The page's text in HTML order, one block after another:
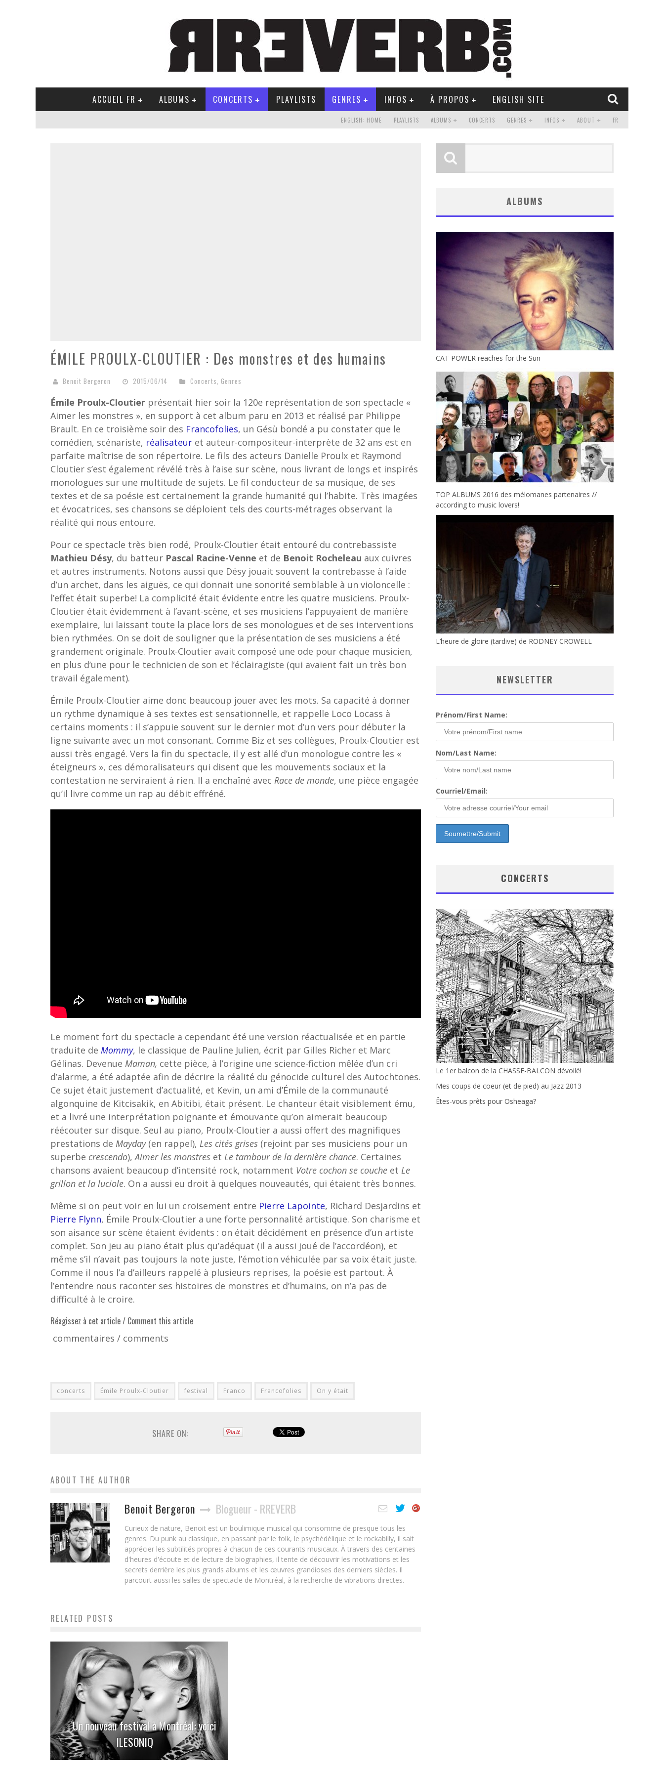
ACCUEIL FR ALBUMS CONCERTS PLAYLISTS GENRES INFOS À PROPOS ENGLISH SITE
ENGLISH: HOME PLAYLISTS ALBUMS CONCERTS GENRES INFOS ABOUT FR
ÉMILE PROULX-CLOUTIER : Des monstres et des humains
Benoit Bergeron 2015/06/14 Concerts, Genres
Émile Proulx-Cloutier présentait hier soir la 120e représentation de son spectacle «
Aimer les monstres », en support à cet album paru en 2013 et réalisé par Philippe
Brault. En ce troisième soir des Francofolies, un Gésù bondé a pu constater que le
comédien, scénariste, réalisateur et auteur-compositeur-interprète de 32 ans est en
parfaite maîtrise de son répertoire. Le fils des acteurs Danielle Proulx et Raymond
Cloutier s’est également révélé très à l’aise sur scène, nous livrant de longs et inspirés
monologues sur une multitude de sujets. Le fil conducteur de sa musique, de ses
textes et de sa poésie est certainement la grande humanité qui l’habite. Très imagées
et évocatrices, ses chansons se déploient tels des courts-métrages observant la
réalité qui nous entoure.
Pour ce spectacle très bien rodé, Proulx-Cloutier était entouré du contrebassiste
Mathieu Désy, du batteur Pascal Racine-Venne et de Benoit Rocheleau aux cuivres
et autres instruments. Notons aussi que Désy jouait souvent la contrebasse à l’aide
d’un archet, dans les aiguës, ce qui donnait une sonorité semblable à un violoncelle :
l’effet était superbe! La complicité était évidente entre les quatre musiciens. Proulx-
Cloutier était évidemment à l’avant-scène, et ses musiciens l’appuyaient de manière
exemplaire, lui laissant toute la place lors de ses monologues et de ses interventions
bien rythmées. On se doit de souligner que la présentation de ses musiciens a été
grandement originale. Proulx-Cloutier avait composé une ode pour chaque musicien,
en plus d’une pour le technicien de son et l’éclairagiste (qui avaient fait un très bon
travail également).
Émile Proulx-Cloutier aime donc beaucoup jouer avec les mots. Sa capacité à donner
un rythme dynamique à ses textes est sensationnelle, et rappelle Loco Locass à
certains moments : il s’appuie souvent sur le dernier mot d’un vers pour débuter la
ligne suivante avec un mot consonant. Comme Biz et ses collègues, Proulx-Cloutier est
aussi très engagé. Vers la fin du spectacle, il y est allé d’un monologue contre les «
éteigneurs », ces démoralisateurs qui disent que les mouvements sociaux et la
contestation ne serviraient à rien. Il a enchaîné avec Race de monde, une pièce engagée
qu’il livre comme un rap au débit effréné.
Le moment fort du spectacle a cependant été une version réactualisée et en partie
traduite de Mommy, le classique de Pauline Julien, écrit par Gilles Richer et Marc
Gélinas. Devenue Maman, cette pièce, à l’origine une science-fiction mêlée d’un cri
d’alarme, a été adaptée afin de décrire la réalité du génocide culturel des Autochtones.
Ce sujet était justement d’actualité, et Kevin, un ami d’Émile de la communauté
algonquine de Kitcisakik, en Abitibi, était présent. Le chanteur était visiblement ému,
et a livré une interprétation poignante et émouvante qu’on aimerait beaucoup
réécouter sur disque. Seul au piano, Proulx-Cloutier a aussi offert des magnifiques
prestations de Mayday(en rappel), Les cités grises (rejoint par ses musiciens pour un
superbe crescendo),Aimer les monstres et Le tambour de la dernière chance. Certaines
chansons avaient beaucoup d’intensité rock, notamment Votre cochon se couche et Le
grillon et la luciole. On a aussi eu droit à quelques nouveautés, qui étaient très bonnes.
Même si on peut voir en lui un croisement entre Pierre Lapointe, Richard Desjardins et
Pierre Flynn, Émile Proulx-Cloutier a une forte personnalité artistique. Son charisme et
son aisance sur scène étaient évidents : on était décidément en présence d’un artiste
complet. Son jeu au piano était plus qu’adéquat (il a aussi joué de l’accordéon), et
même s’il n’avait pas toujours la note juste, l’émotion véhiculée par sa voix était juste.
Comme il nous l’a d’ailleurs rappelé à plusieurs reprises, la poésie est partout. À
l’entendre nous raconter ses histoires de monstres et d’humains, on n’a pas de
difficulté à le croire.
Réagissez à cet article / Comment this article
commentaires / comments
concerts Émile Proulx-Cloutier festival Franco Francofolies On y était
SHARE ON:
ABOUT THE AUTHOR
Benoit Bergeron Blogueur - RREVERB
Curieux de nature, Benoit est un boulimique musical qui consomme de presque tous les
genres. Du punk au classique, en passant par le folk, le psychédélique et le rockabilly, il sait
apprécier les subtilités propres à chacun de ces courants musicaux. À travers des centaines
d'heures d'écoute et de lecture de biographies, il tente de découvrir les motivations et les
secrets derrière les plus grands albums et les œuvres grandioses des derniers siècles. Il
parcourt aussi les salles de spectacle de Montréal, à la recherche de vibrations directes.
RELATED POSTS
Un nouveau festival à Montréal: voici
ILESONIQ
ALBUMS
CAT POWER reaches for the Sun
TOP ALBUMS 2016 des mélomanes partenaires //
according to music lovers!
L’heure de gloire (tardive) de RODNEY CROWELL
NEWSLETTER
Prénom/First Name:
Nom/Last Name:
Courriel/Email:
CONCERTS
Le 1er balcon de la CHASSE-BALCON dévoilé!
Mes coups de coeur (et de pied) au Jazz 2013
Êtes-vous prêts pour Osheaga?